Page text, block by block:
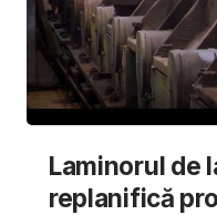
Laminorul de
replanifică